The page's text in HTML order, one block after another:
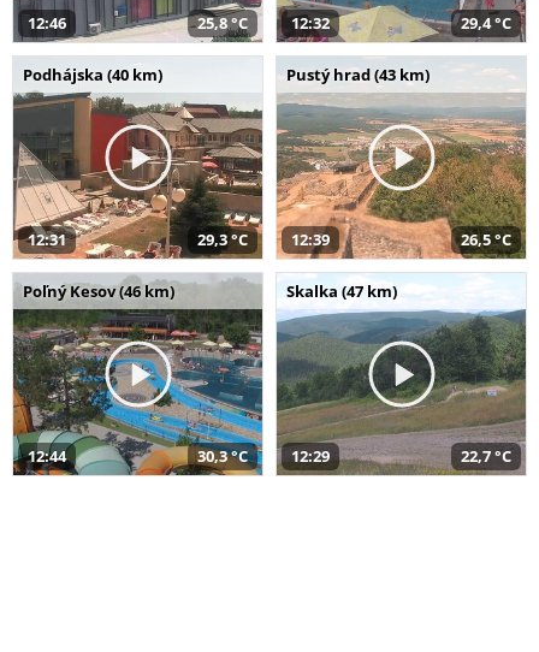
12:46 25,8 °C 12:32 29,4 °C
Podhájska (40 km)
12:31 29,3 °C
Pustý hrad (43 km)
12:39 26,5 °C
Poľný Kesov (46 km)
12:44 30,3 °C
Skalka (47 km)
12:29 22,7 °C